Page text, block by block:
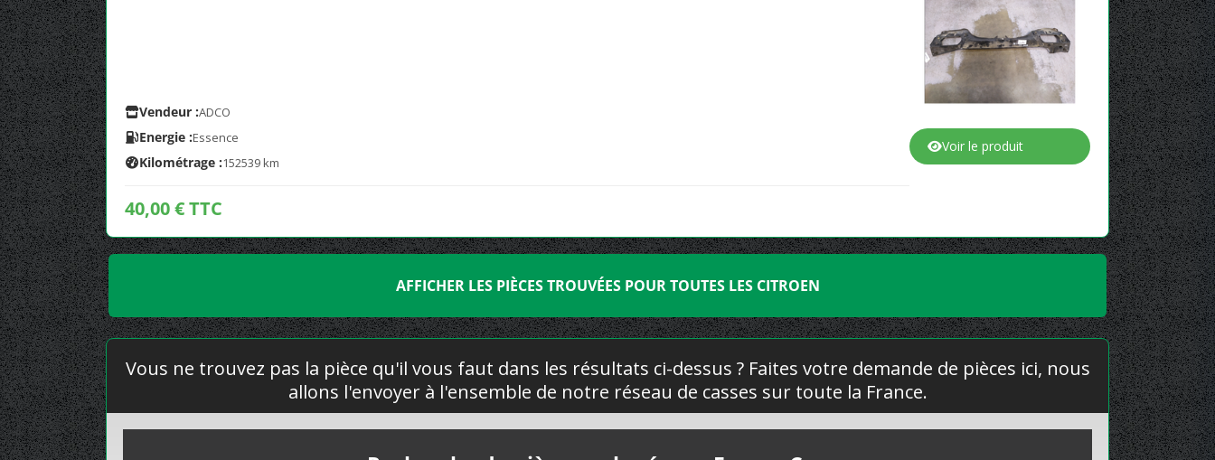
Vendeur :ADCO
Energie :Essence
Kilométrage :152539 km
40,00 € TTC
Voir le produit
AFFICHER LES PIÈCES TROUVÉES POUR TOUTES LES CITROEN
Vous ne trouvez pas la pièce qu'il vous faut dans les résultats ci-dessus ? Faites votre demande de pièces ici, nous
allons l'envoyer à l'ensemble de notre réseau de casses sur toute la France.